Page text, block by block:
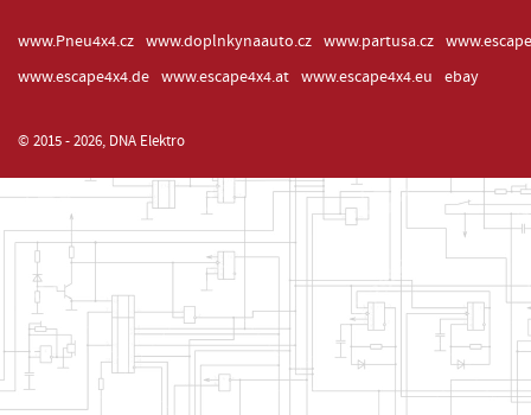
www.Pneu4x4.cz www.doplnkynaauto.cz www.partusa.cz
www.escape4x4.de
www.escape4x4.at www.escape4x4.eu ebay
© 2015 - 2026, DNA Elektro